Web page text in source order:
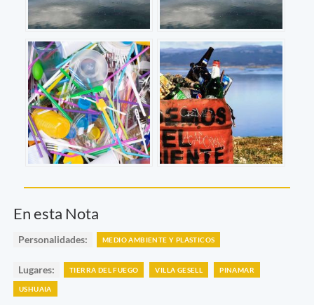
En esta Nota
Personalidades: MEDIO AMBIENTE Y PLÁSTICOS
Lugares: TIERRA DEL FUEGO VILLA GESELL PINAMAR
USHUAIA